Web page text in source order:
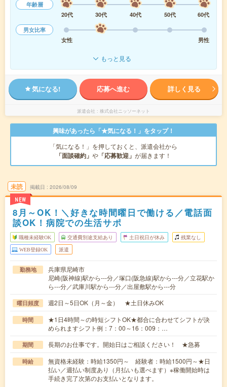
年齢層
20代
30代 40代 50代
60代
男女比率
女性
男性
もっと見る
気になる! 応募へ進む 詳しく見る
派遣会社 株式会社ニッソーネット
興味があったら「★気になる！」をタップ！
「気になる！」を押しておくと、派遣会社から
「面談確約」 や 「応募歓迎」 が届きます！
未読
NEW
掲載日 2026/08/09
8月～OK！＼好きな時間曜日で働ける／電話面
談OK！病院での生活サポ
職種未経験OK 交通費別途支給あり 土日祝日が休み 残業なし
WEB登録OK 派遣
勤務地
兵庫県尼崎市
尼崎(阪神線)駅から---分／塚口(阪急線)駅から---分／立花駅か
ら---分／武庫川駅から---分／出屋敷駅から---分
曜日頻度 週2日～5日OK（月～金） ★土日休みOK
時間
★1日4時間～の時短シフトOK★都合に合わせてシフトが決
められますシフト例：7：00～16：009：…
期間 長期のお仕事です。開始日はご相談ください！ ★急募
時給
無資格未経験：時給1350円～ 経験者：時給1500円～★日
払い／週払い制度あり（月払いも選べます）※稼働開始時は
手続き完了次第のお支払いとなります。